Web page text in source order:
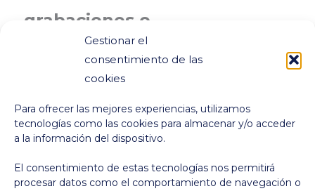
Gestionar el
consentimiento de las
cookies
Para ofrecer las mejores experiencias, utilizamos
tecnologías como las cookies para almacenar y/o acceder
a la información del dispositivo.
El consentimiento de estas tecnologías nos permitirá
procesar datos como el comportamiento de navegación o
grabaciones o
presentaciones
Control de tus
publicaciones
Publicas lo que quieras, como
quieras, cuando quieras.